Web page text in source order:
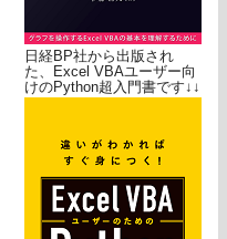
日経BP社から出版され
た、Excel VBAユーザー向
けのPython超入門書です↓↓